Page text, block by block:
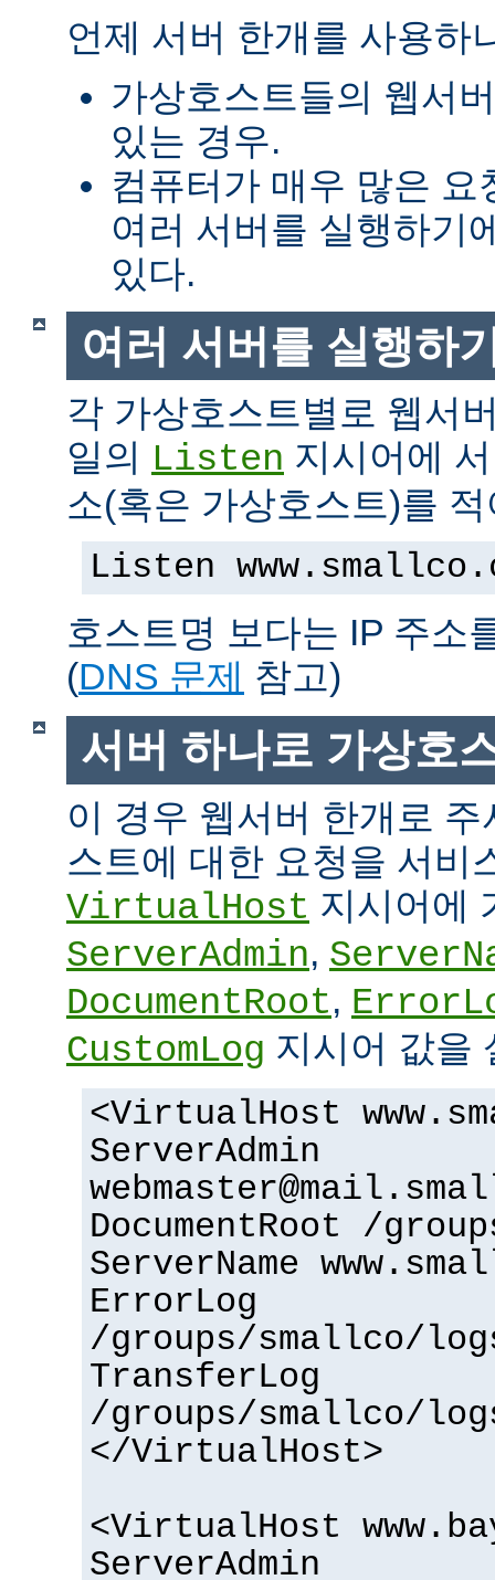
언제 서버 한개를 사용하
가상호스트들의 웹서
있는 경우.
컴퓨터가 매우 많은
여러 서버를 실행하기
있다.
여러 서버를 실행하
각 가상호스트별로 웹서
일의 Listen 지시어에
소(혹은 가상호스트)를
Listen
호스트명 보다는 IP 주소
(DNS 문제 참고)
서버 하나로 가상호
이 경우 웹서버 한개로
스트에 대한 요청을 서비
VirtualHost 지시어에
ServerAdmin,
DocumentRoot,
CustomLog 지시어 값을
<VirtualHost
ServerAdmin
DocumentRoot /
ServerName
ErrorLog
/groups/smallco/
TransferLog
/groups/smallco/
</VirtualHost>
<VirtualHost
ServerAdmin